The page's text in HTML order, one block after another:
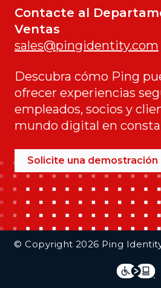
Contacte al
Ventas
sales@pingidentity.com
Descubra cómo Ping
ofrecer experiencias
empleados, socios y
mundo digital en
Solicite una demostración
© Copyright 2026 Ping